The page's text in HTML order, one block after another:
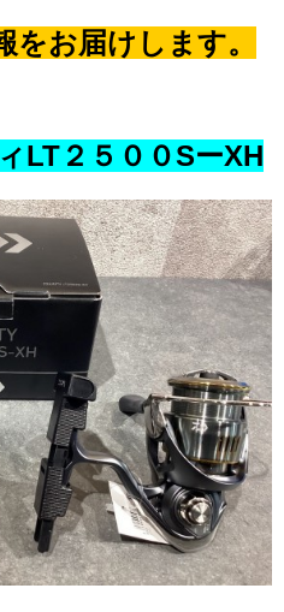
をお届けします。
LT２５００SーXH